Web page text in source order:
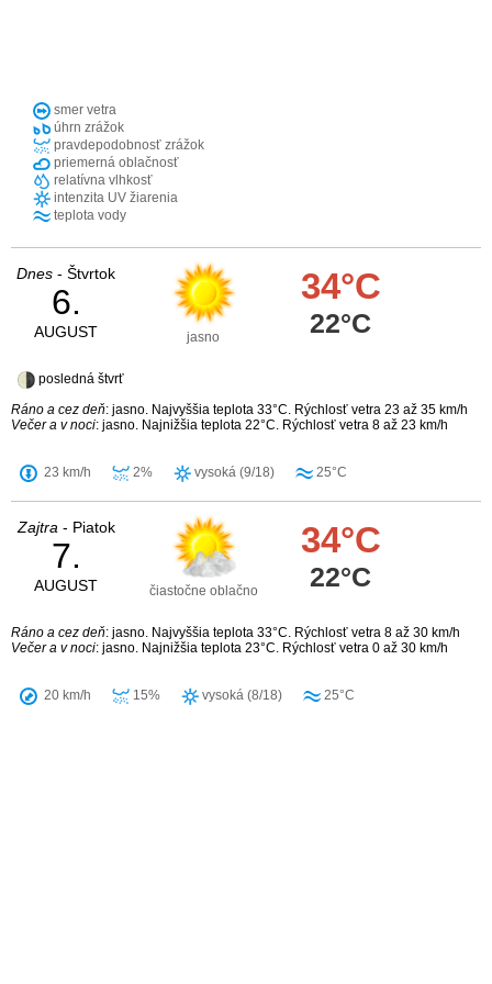
smer vetra
úhrn zrážok
pravdepodobnosť zrážok
priemerná oblačnosť
relatívna vlhkosť
intenzita UV žiarenia
teplota vody
Dnes - Štvrtok
6.
AUGUST jasno
34°C
22°C
posledná štvrť
Ráno a cez deň: jasno. Najvyššia teplota 33°C. Rýchlosť vetra 23 až 35 km/h
Večer a v noci: jasno. Najnižšia teplota 22°C. Rýchlosť vetra 8 až 23 km/h
23 km/h 2% vysoká (9/18) 25°C
Zajtra - Piatok
7.
AUGUST čiastočne oblačno
34°C
22°C
Ráno a cez deň: jasno. Najvyššia teplota 33°C. Rýchlosť vetra 8 až 30 km/h
Večer a v noci: jasno. Najnižšia teplota 23°C. Rýchlosť vetra 0 až 30 km/h
20 km/h 15% vysoká (8/18) 25°C